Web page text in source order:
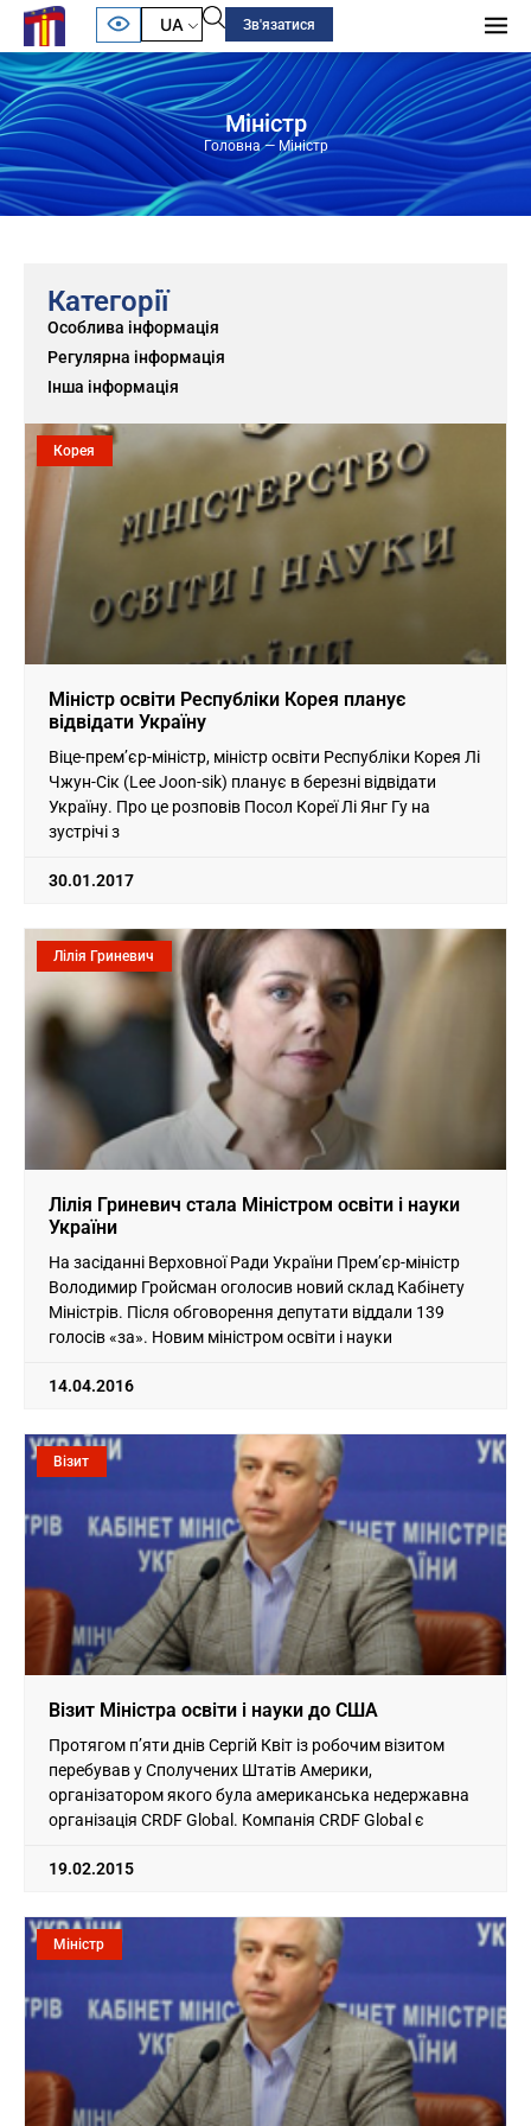
UA Зв'язатися
Міністр
Головна— Міністр
Категорії
Особлива інформація
Регулярна інформація
Інша інформація
Корея
Міністр освіти Республіки Корея планує
відвідати Україну
Віце-прем’єр-міністр, міністр освіти Республіки Корея Лі
Чжун-Сік (Lee Joon-sik) планує в березні відвідати
Україну. Про це розповів Посол Кореї Лі Янг Гу на
зустрічі з
30.01.2017
Лілія Гриневич
Лілія Гриневич стала Міністром освіти і науки
України
На засіданні Верховної Ради України Прем’єр-міністр
Володимир Гройсман оголосив новий склад Кабінету
Міністрів. Після обговорення депутати віддали 139
голосів «за». Новим міністром освіти і науки
14.04.2016
Візит
Візит Міністра освіти і науки до США
Протягом п’яти днів Сергій Квіт із робочим візитом
перебував у Сполучених Штатів Америки,
організатором якого була американська недержавна
організація CRDF Global. Компанія CRDF Global є
19.02.2015
Міністр